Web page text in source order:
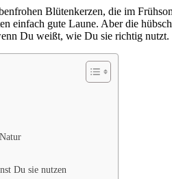
Blütenkerzen, die im
einfach gute Laune. Aber die
Du weißt, wie Du sie richtig nutzt.
Du sie nutzen